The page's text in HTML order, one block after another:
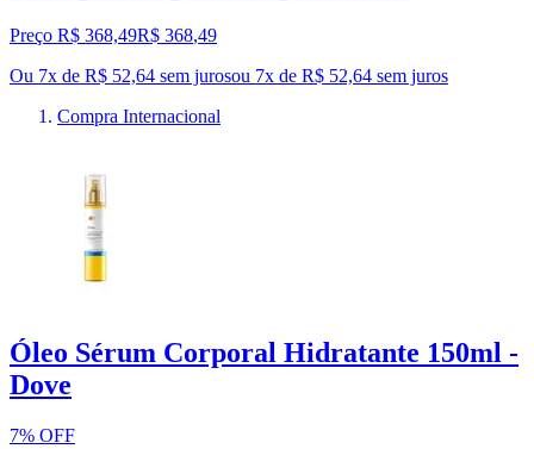
Preço R$ 368,49R$ 368,49
Ou 7x de R$ 52,64 sem jurosou 7x de R$ 52,64 sem juros
Compra Internacional
Óleo Sérum Corporal Hidratante 150ml -
Dove
7% OFF